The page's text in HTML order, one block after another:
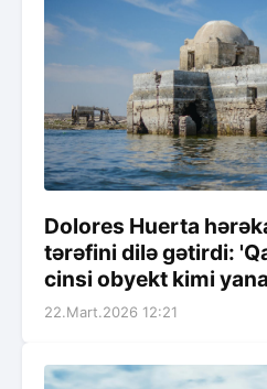
Dolores Huerta
tərəfini dilə gətirdi:
cinsi obyekt kimi
22.Mart.2026 12:21